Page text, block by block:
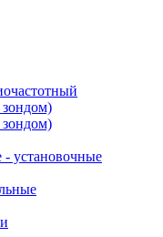
- установочные